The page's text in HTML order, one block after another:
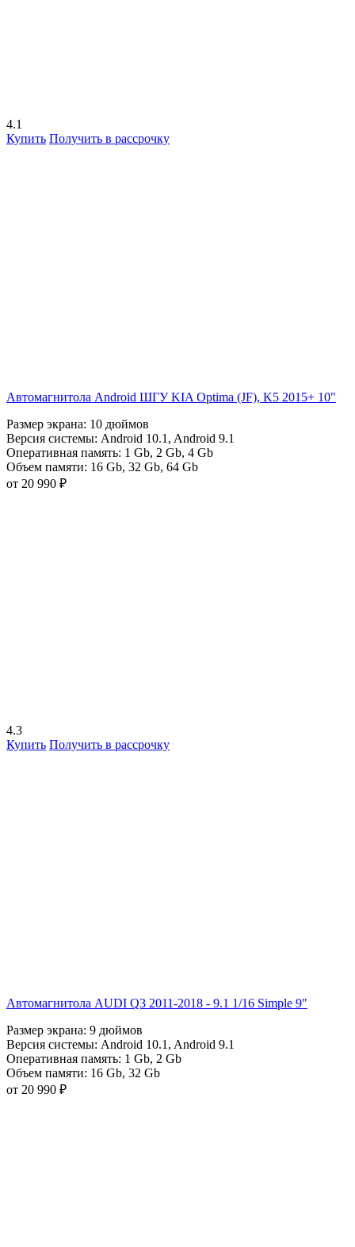
4.1
Купить Получить в рассрочку
Автомагнитола Android ШГУ KIA Optima (JF), K5 2015+ 10"
Размер экрана: 10 дюймов
Версия системы: Android 10.1 , Android 9.1
Оперативная память: 1 Gb, 2 Gb, 4 Gb
Объем памяти: 16 Gb, 32 Gb, 64 Gb
от 20 990 ₽
4.3
Купить Получить в рассрочку
Автомагнитола AUDI Q3 2011-2018 - 9.1 1/16 Simple 9"
Размер экрана: 9 дюймов
Версия системы: Android 10.1 , Android 9.1
Оперативная память: 1 Gb, 2 Gb
Объем памяти: 16 Gb, 32 Gb
от 20 990 ₽